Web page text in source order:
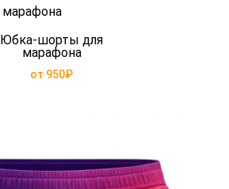
Юбка-шорты для
марафона
от 950₽